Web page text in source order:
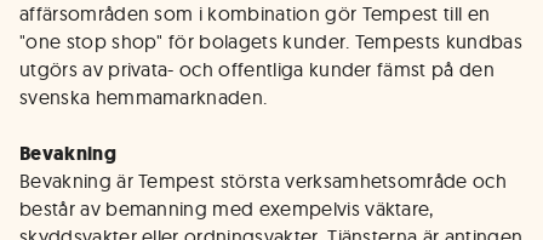
affärsområden som i kombination gör Tempest till en
"one stop shop" för bolagets kunder. Tempests kundbas
utgörs av privata- och offentliga kunder fämst på den
svenska hemmamarknaden.
Bevakning
Bevakning är Tempest största verksamhetsområde och
består av bemanning med exempelvis väktare,